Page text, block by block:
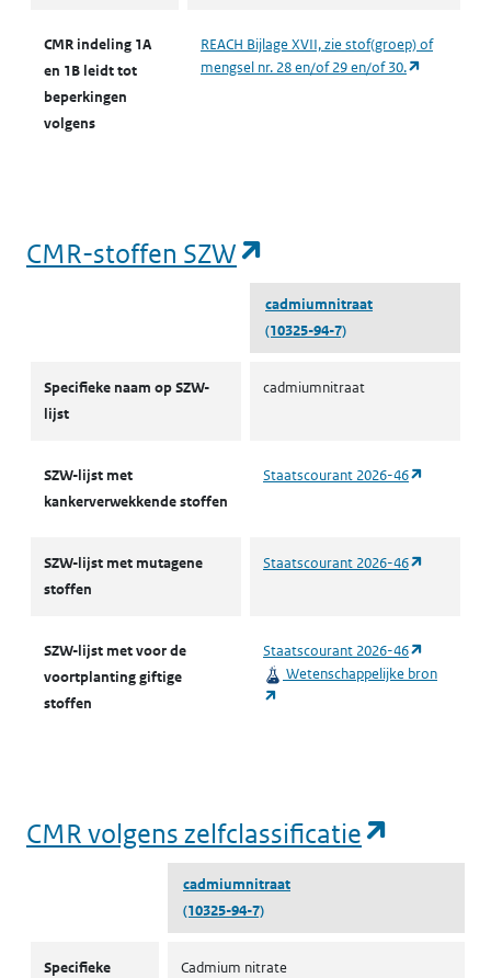
CMR indeling 1A
en 1B leidt tot
beperkingen
volgens
REACH Bijlage XVII, zie stof(groep) of
mengsel nr. 28 en/of 29 en/of 30.
CMR-stoffen SZW
cadmiumnitraat
(10325-94-7)
Specifieke naam op SZW-
lijst
cadmiumnitraat
SZW-lijst met
kankerverwekkende stoffen
Staatscourant 2026-46
SZW-lijst met mutagene
stoffen
Staatscourant 2026-46
SZW-lijst met voor de
voortplanting giftige
stoffen
Staatscourant 2026-46
Wetenschappelijke bron
CMR volgens zelfclassificatie
cadmiumnitraat
(10325-94-7)
Specifieke
Cadmium nitrate